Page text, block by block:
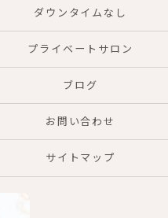
ダウンタイムなし
プライベートサロン
ブログ
お問い合わせ
サイトマップ